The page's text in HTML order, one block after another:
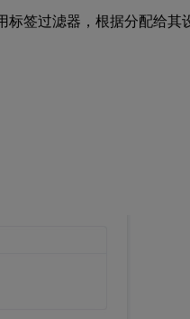
签过滤器，根据分配给其